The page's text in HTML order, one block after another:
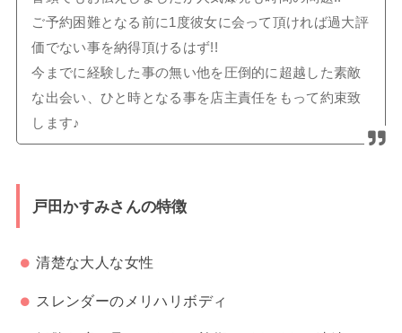
ご予約困難となる前に1度彼女に会って頂ければ過大評
価でない事を納得頂けるはず!!
今までに経験した事の無い他を圧倒的に超越した素敵
な出会い、ひと時となる事を店主責任をもって約束致
します♪
戸田かすみさんの特徴
清楚な大人な女性
スレンダーのメリハリボディ